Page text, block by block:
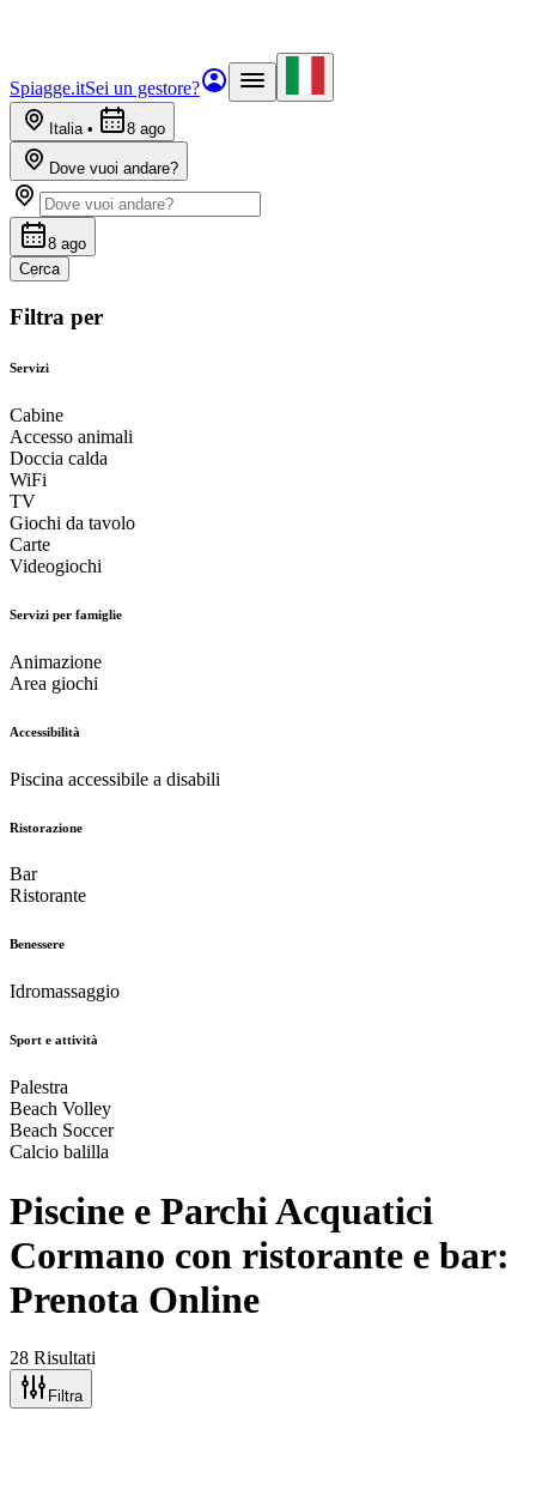
Spiagge.itSei un gestore?
Italia• 8 ago
Dove vuoi andare?
8 ago
Cerca
Filtra per
Servizi
Cabine
Accesso animali
Doccia calda
WiFi
TV
Giochi da tavolo
Carte
Videogiochi
Servizi per famiglie
Animazione
Area giochi
Accessibilità
Piscina accessibile a disabili
Ristorazione
Bar
Ristorante
Benessere
Idromassaggio
Sport e attività
Palestra
Beach Volley
Beach Soccer
Calcio balilla
Piscine e Parchi Acquatici
Cormano con ristorante e bar:
Prenota Online
28 Risultati
Filtra